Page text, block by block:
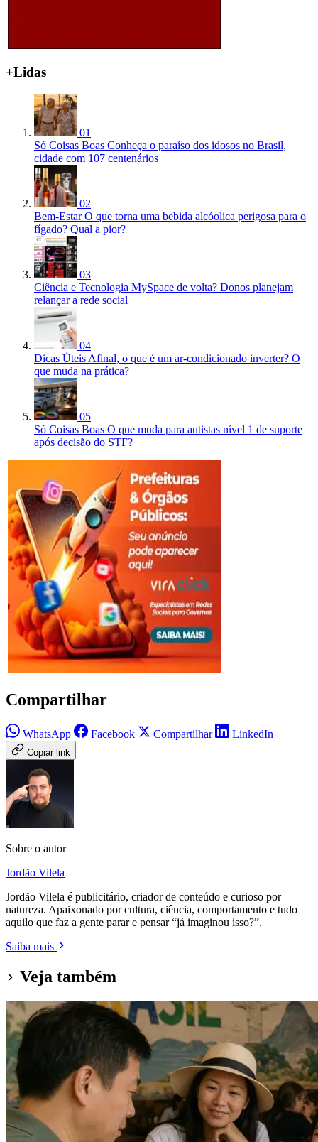
+Lidas
01
Só Coisas Boas Conheça o paraíso dos idosos no Brasil,
cidade com 107 centenários
02
Bem-Estar O que torna uma bebida alcóolica perigosa para o
fígado? Qual a pior?
03
Ciência e Tecnologia MySpace de volta? Donos planejam
relançar a rede social
04
Dicas Úteis Afinal, o que é um ar-condicionado inverter? O
que muda na prática?
05
Só Coisas Boas O que muda para autistas nível 1 de suporte
após decisão do STF?
Compartilhar
WhatsApp Facebook Compartilhar LinkedIn
Copiar link
Sobre o autor
Jordão Vilela
Jordão Vilela é publicitário, criador de conteúdo e curioso por
natureza. Apaixonado por cultura, ciência, comportamento e tudo
aquilo que faz a gente parar e pensar “já imaginou isso?”.
Saiba mais
Veja também